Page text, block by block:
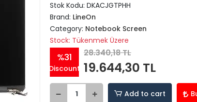
Stok Kodu: DKACJGTPHH
Brand: LineOn
Category: Notebook Screen
Stock: Tükenmek Üzere
%31
Discount
28.340,18 TL
19.644,30 TL
Add to cart